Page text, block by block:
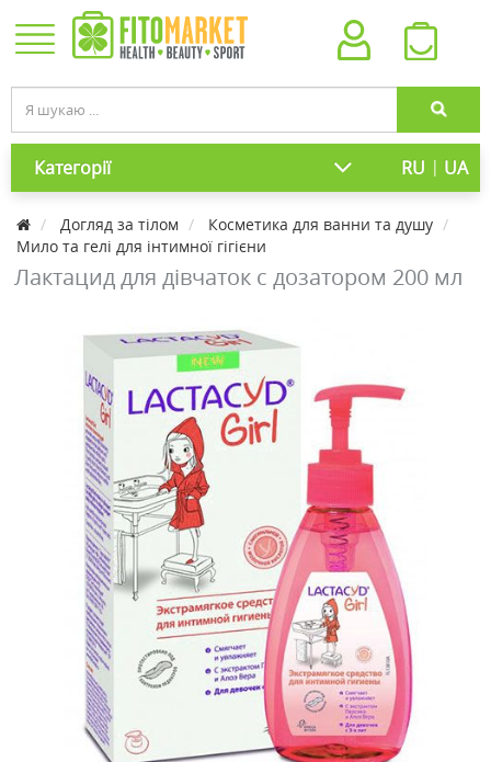
Категорії RU | UA
Догляд за тілом
Косметика для ванни та душу
Мило та гелі для інтимної гігієни
Лактацид для дівчаток c дозатором 200 мл